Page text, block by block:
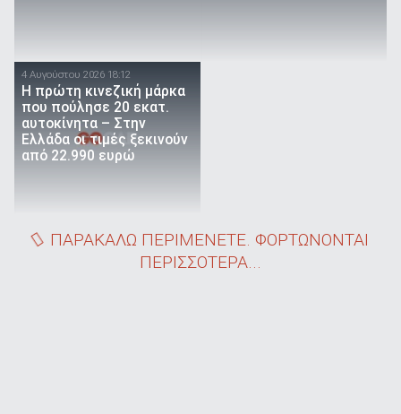
4 Αυγούστου 2026 18:12
Η πρώτη κινεζική μάρκα
που πούλησε 20 εκατ.
αυτοκίνητα – Στην
Ελλάδα οι τιμές ξεκινούν
από 22.990 ευρώ
ΠΑΡΑΚΑΛΩ ΠΕΡΙΜΕΝΕΤΕ. ΦΟΡΤΩΝΟΝΤΑΙ
ΠΕΡΙΣΣΟΤΕΡΑ...